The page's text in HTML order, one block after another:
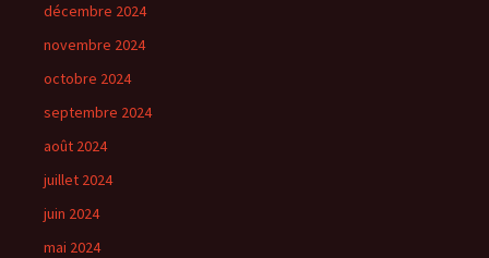
décembre 2024
novembre 2024
octobre 2024
septembre 2024
août 2024
juillet 2024
juin 2024
mai 2024